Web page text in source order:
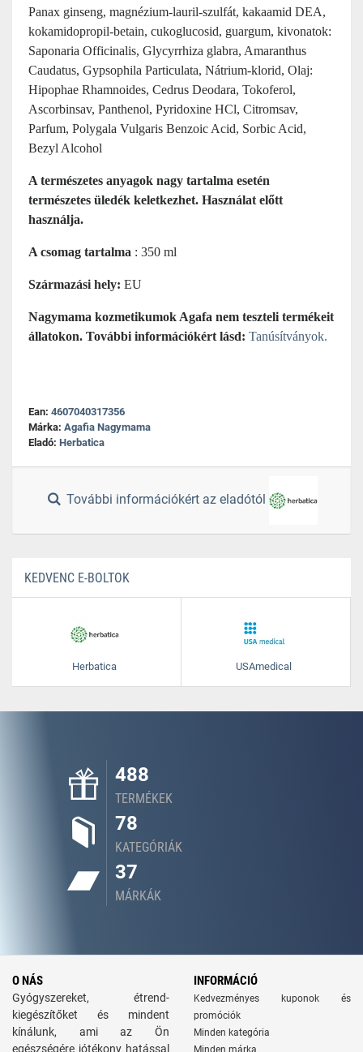
Panax ginseng, magnézium-lauril-szulfát, kakaamid DEA,
kokamidopropil-betain, cukoglucosid, guargum, kivonatok:
Saponaria Officinalis, Glycyrrhiza glabra, Amaranthus
Caudatus, Gypsophila Particulata, Nátrium-klorid, Olaj:
Hipophae Rhamnoides, Cedrus Deodara, Tokoferol,
Ascorbinsav, Panthenol, Pyridoxine HCl, Citromsav,
Parfum, Polygala Vulgaris Benzoic Acid, Sorbic Acid,
Bezyl Alcohol
A természetes anyagok nagy tartalma esetén
természetes üledék keletkezhet. Használat előtt
használja.
A csomag tartalma : 350 ml
Származási hely: EU
Nagymama kozmetikumok Agafa nem teszteli termékeit
állatokon. További információkért lásd: Tanúsítványok.
Ean: 4607040317356
Márka: Agafia Nagymama
Eladó: Herbatica
További információkért az eladótól
KEDVENC E-BOLTOK
Herbatica USAmedical
488
TERMÉKEK
78
KATEGÓRIÁK
37
MÁRKÁK
O NÁS
Gyógyszereket, étrend-
kiegészítőket és mindent
kínálunk, ami az Ön
egészségére jótékony hatással
INFORMÁCIÓ
Kedvezményes kuponok és
promóciók
Minden kategória
Minden márka